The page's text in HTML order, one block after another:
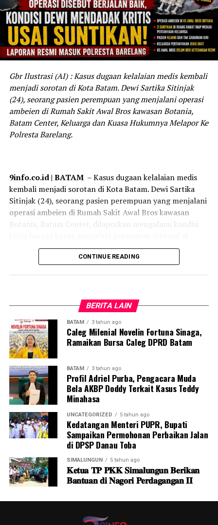
Gbr Ilustrasi (AI) : Kasus dugaan kelalaian medis kembali
menjadi sorotan di Kota Batam. Dewi Sartika Sitinjak
(24), seorang pasien perempuan yang menjalani operasi
ambeien di Rumah Sakit Awal Bros kawasan Botania,
Batam Center, Keluarga dan Kuasa Hukumnya Melapor Ke
Polresta Barelang.
9info.co.id | BATAM– Kasus dugaan kelalaian medis
kembali menjadi sorotan di Kota Batam. Dewi Sartika
Sitinjak (24), seorang pasien perempuan yang menjalani
operasi ambeien di Rumah Sakit Awal Bros kawasan
Botania, Batam Center, dilaporkan mengalami kondisi
ruang ICU selama sekitar 10 hari.
‎Merasa masih terdapat sejumlah pertanyaan yang belum
memperoleh penjelasan memadai, keluarga akhirnya
membawa persoalan tersebut ke ranah hukum dengan
membuat pengaduan kepada Satreskrim Polresta
Barelang pada Sabtu, 8 Agustus 2026.
‎Berdasarkan dokumen Surat Tanda Penerimaan
Permohonan Pengaduan, Laporan dan Perlindungan
Hukum yang diperlihatkan kepada wartawan,
pengaduan tersebut tercatat dengan Nomor
504/VIII/2026/Satreskrim.
‎Laporan disampaikan oleh Serina Sitinjak selaku
keluarga korban. Dalam dokumen tersebut, perkara yang
diadukan berkaitan dengan dugaan tindak pidana
mengakibatkan pasien mengalami luka berat,
sebagaimana dirujuk dalam Pasal 440 ayat (1) UU Nomor
CONTINUE READING
BERITA LAIN
BATAM 3 tahun ago
Caleg Milenial Novelin Fortuna Sinaga,
Ramaikan Bursa Caleg DPRD Batam
BATAM 3 tahun ago
Profil Adriel Purba, Pengacara Muda
Bela AKBP Doddy Terkait Kasus Teddy
Minahasa
UNCATEGORIZED 5 tahun ago
Kedatangan Menteri PUPR, Bupati
Sampaikan Permohonan Perbaikan Jalan
di DPSP Danau Toba
SIMALUNGUN 5 tahun ago
𝐊𝐞𝐭𝐮𝐚 𝐓𝐏 𝐏𝐊𝐊 𝐒𝐢𝐦𝐚𝐥𝐮𝐧𝐠𝐮𝐧 𝐁𝐞𝐫𝐢𝐤𝐚𝐧
𝐁𝐚𝐧𝐭𝐮𝐚𝐧 𝐝𝐢 𝐍𝐚𝐠𝐨𝐫𝐢 𝐏𝐞𝐫𝐝𝐚𝐠𝐚𝐧𝐠𝐚𝐧 𝐈𝐈